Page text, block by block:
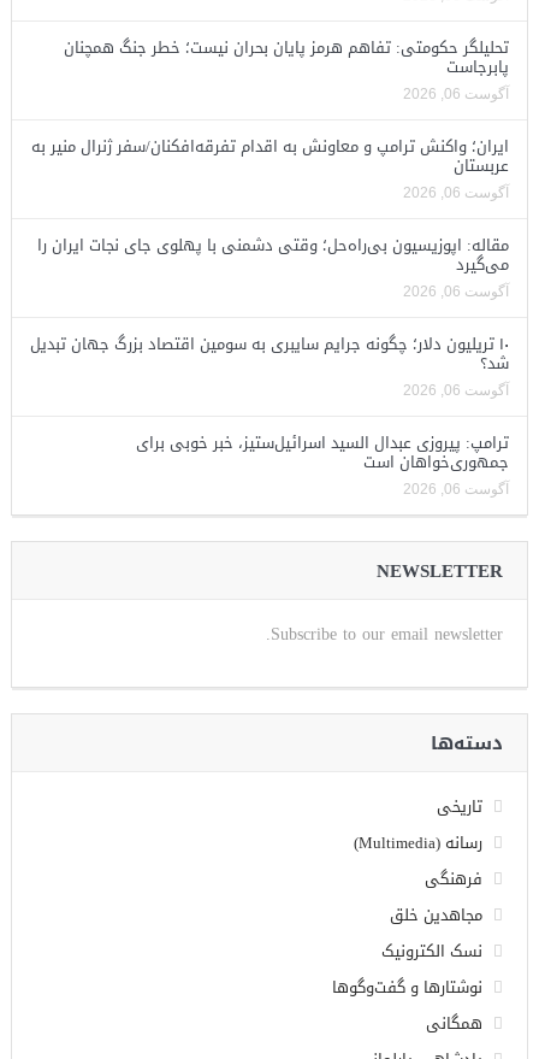
تحلیلگر حکومتی: تفاهم هرمز پایان بحران نیست؛ خطر جنگ همچنان
پابرجاست
آگوست 06, 2026
ایران؛ واکنش ترامپ و معاونش به اقدام تفرقه‌افکنان/سفر ژنرال منیر به
عربستان
آگوست 06, 2026
مقاله: اپوزیسیون بی‌راه‌حل؛ وقتی دشمنی با پهلوی جای نجات ایران را
می‌گیرد
آگوست 06, 2026
۱۰ تریلیون دلار؛ چگونه جرایم سایبری به سومین اقتصاد بزرگ جهان تبدیل
شد؟
آگوست 06, 2026
ترامپ: پیروزی عبدال السید اسرائیل‌ستیز، خبر خوبی برای
جمهوری‌خواهان است
آگوست 06, 2026
NEWSLETTER
Subscribe to our email newsletter.
دسته‌ها
تاریخی
رسانه (Multimedia)
فرهنگی
مجاهدین خلق
نسک الکترونیک
نوشتارها و گفت‌وگوها
همگانی